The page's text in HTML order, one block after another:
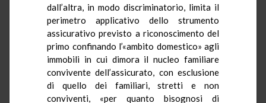
dall’altra, in modo discriminatorio, limita il
perimetro applicativo dello strumento
assicurativo previsto a riconoscimento del
primo confinando l’«ambito domestico» agli
immobili in cui dimora il nucleo familiare
convivente dell’assicurato, con esclusione
di quello dei familiari, stretti e non
conviventi, «per quanto bisognosi di